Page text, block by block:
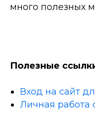
много полезных
Полезные
Вход на сайт
Личная работа